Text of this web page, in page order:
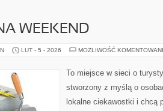
WEEKEND
LUT - 5 - 2026 MOŻLIWOŚĆ
To miejsce w sieci o
stworzony z myślą o
lokalne ciekawostki i chcą